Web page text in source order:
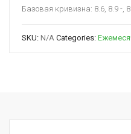
Базовая кривизна: 8.6, 8.9 -,
SKU: N/A Categories: